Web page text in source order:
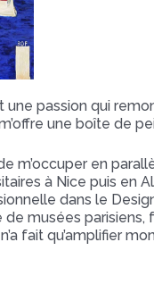
une passion qui
une boîte de
m’occuper en
à Nice puis en
dans le
de musées parisiens,
fait qu’amplifier